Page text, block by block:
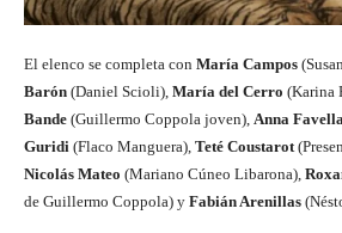
El elenco se completa con María Campos
Barón (Daniel Scioli), María del Cerro (Karina
Bande (Guillermo Coppola joven), Anna
Guridi (Flaco Manguera), Teté Coustarot
Nicolás Mateo (Mariano Cúneo Libarona),
de Guillermo Coppola) y Fabián Arenillas